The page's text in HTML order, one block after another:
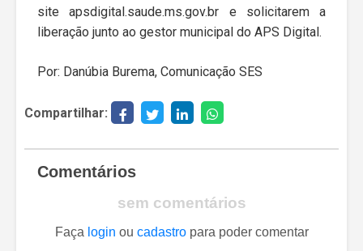
site apsdigital.saude.ms.gov.br e solicitarem a
liberação junto ao gestor municipal do APS Digital.
Por: Danúbia Burema, Comunicação SES
Compartilhar:
Comentários
sem comentários
Faça login ou cadastropara poder comentar